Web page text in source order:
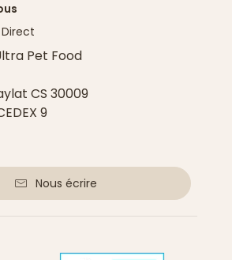
Pet Food
CS 30009
9
Nous écrire